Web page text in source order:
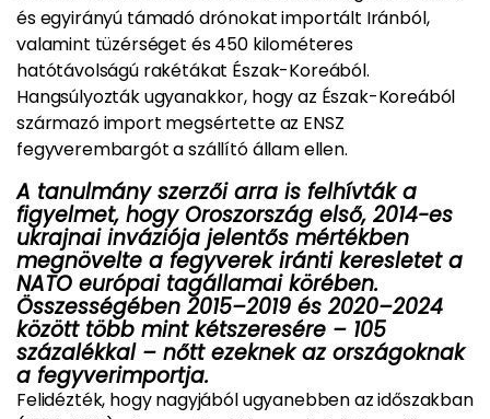
és egyirányú támadó drónokat importált Iránból,
valamint tüzérséget és 450 kilométeres
hatótávolságú rakétákat Észak-Koreából.
Hangsúlyozták ugyanakkor, hogy az Észak-Koreából
származó import megsértette az ENSZ
fegyverembargót a szállító állam ellen.
A tanulmány szerzői arra is felhívták a
figyelmet, hogy Oroszország első, 2014-es
ukrajnai inváziója jelentős mértékben
megnövelte a fegyverek iránti keresletet a
NATO európai tagállamai körében.
Összességében 2015–2019 és 2020–2024
között több mint kétszeresére – 105
százalékkal – nőtt ezeknek az országoknak
a fegyverimportja.
Felidézték, hogy nagyjából ugyanebben az időszakban